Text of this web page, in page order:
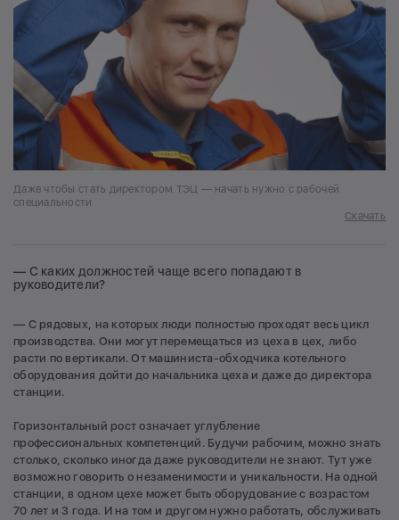
Даже чтобы стать директором ТЭЦ — начать нужно с рабочей
специальности
Скачать
— С каких должностей чаще всего попадают в
руководители?
— С рядовых, на которых люди полностью проходят весь цикл
производства. Они могут перемещаться из цеха в цех, либо
расти по вертикали. От машиниста-обходчика котельного
оборудования дойти до начальника цеха и даже до директора
станции.
Горизонтальный рост означает углубление
профессиональных компетенций. Будучи рабочим, можно знать
столько, сколько иногда даже руководители не знают. Тут уже
возможно говорить о незаменимости и уникальности. На одной
станции, в одном цехе может быть оборудование с возрастом
70 лет и 3 года. И на том и другом нужно работать, обслуживать